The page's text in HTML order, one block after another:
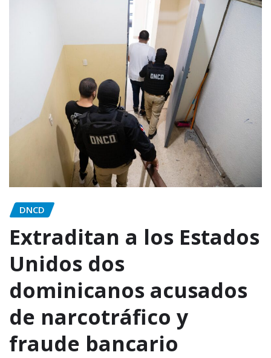
DNCD
Extraditan a los Estados
Unidos dos
dominicanos acusados
de narcotráfico y
fraude bancario